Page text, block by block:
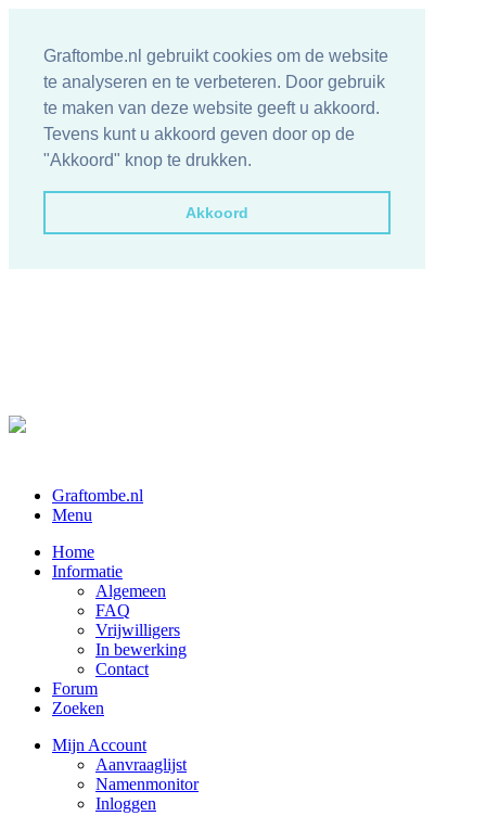
Graftombe.nl gebruikt cookies om de website
te analyseren en te verbeteren. Door gebruik
te maken van deze website geeft u akkoord.
Tevens kunt u akkoord geven door op de
"Akkoord" knop te drukken.
Akkoord
Graftombe.nl
Menu
Home
Informatie
Algemeen
FAQ
Vrijwilligers
In bewerking
Contact
Forum
Zoeken
Mijn Account
Aanvraaglijst
Namenmonitor
Inloggen